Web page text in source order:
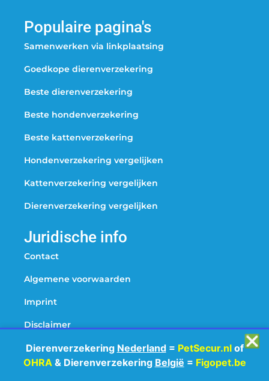
Populaire pagina's
Samenwerken via linkplaatsing
Goedkope dierenverzekering
Beste dierenverzekering
Beste hondenverzekering
Beste kattenverzekering
Hondenverzekering vergelijken
Kattenverzekering vergelijken
Dierenverzekering vergelijken
Juridische info
Contact
Algemene voorwaarden
Imprint
Disclaimer
Cookiebeleid ❎
Dierenverzekering Nederland= PetSecur.nlof
OHRA& Dierenverzekering België = Figopet.be